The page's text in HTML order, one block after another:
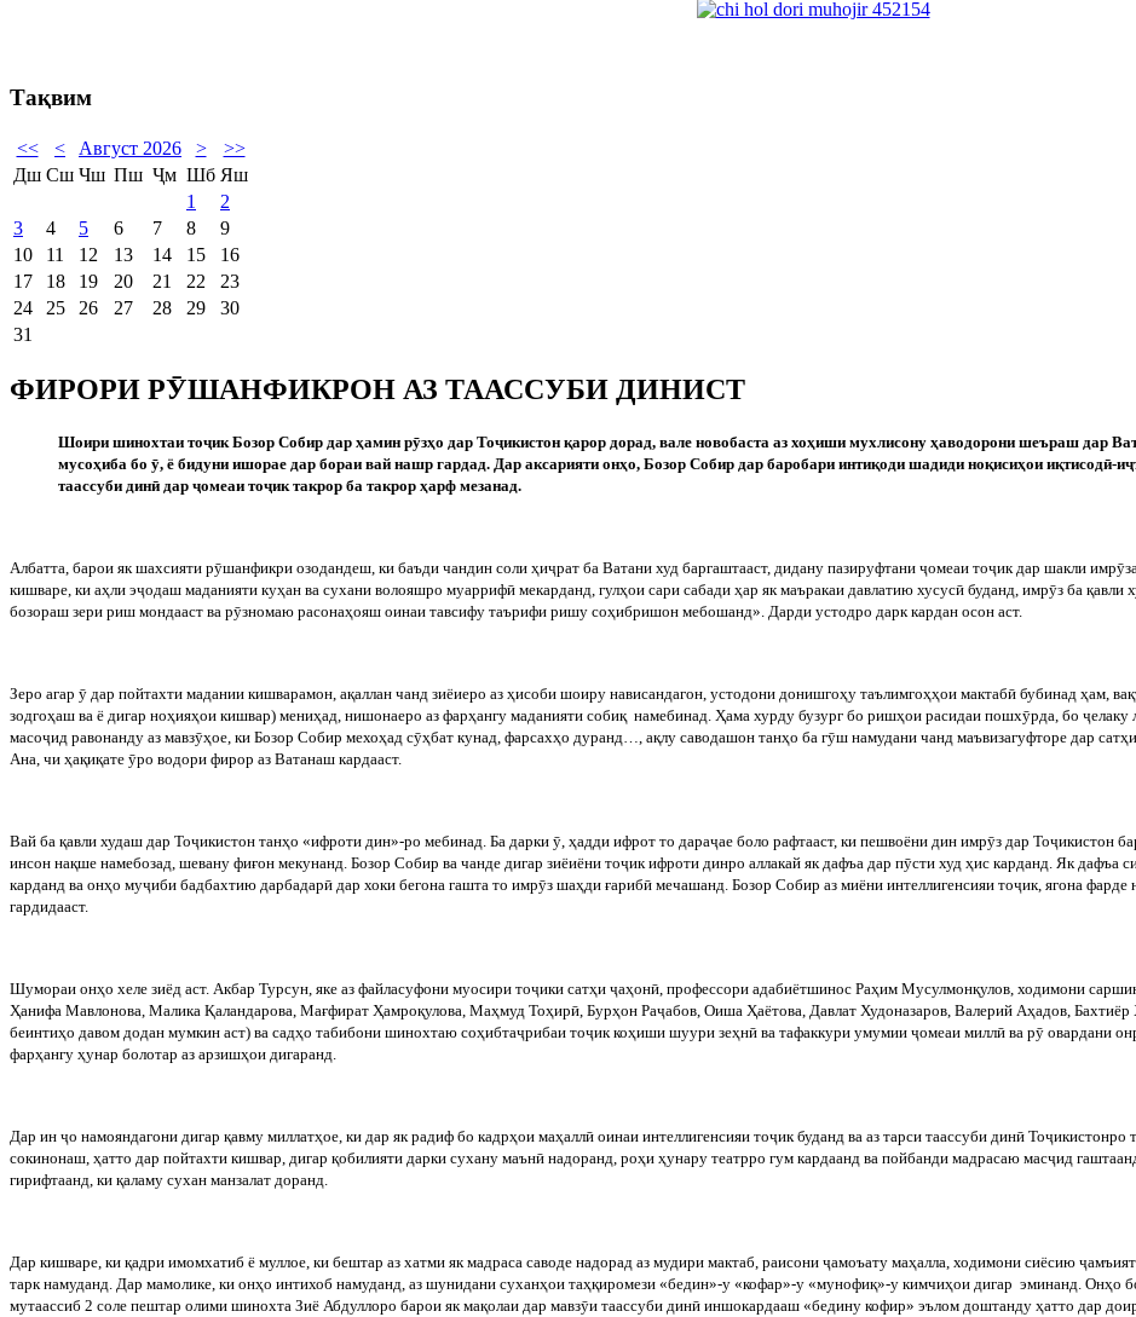
Тақвим
<< < Август 2026 >
>>
Дш Сш Чш Пш Ҷм Шб Яш
1
2
3
4 5 6 7 8
9
10
11 12 13 14 15
16
17
18 19 20 21 22
23
24
25 26 27 28 29
30
31
ФИРОРИ РӮШАНФИКРОН АЗ ТААССУБИ ДИНИСТ
Шоири шинохтаи тоҷик Бозор Собир дар ҳамин рӯзҳо дар Тоҷикистон қарор дорад, вале новобаста аз хоҳиши мухлисону ҳаводорони шеъраш дар
мусоҳиба бо ӯ, ё бидуни ишорае дар бораи вай нашр гардад. Дар аксарияти онҳо, Бозор Собир дар баробари интиқоди шадиди ноқисиҳои иқтисодӣ-иҷ
таассуби динӣ дар ҷомеаи тоҷик такрор ба такрор ҳарф мезанад.
Албатта барои як шахсияти рӯшанфикри озодандеш ки баъди чандин соли ҳиҷрат ба Ватани худ баргаштааст, дидану пазируфтани ҷомеаи тоҷик дар шакли имрӯ
кишваре, ки аҳли эҷодаш маданияти куҳан ва сухани волояшро муаррифӣ мекарданд, гулҳои сари сабади ҳар як маъракаи давлатию хусусӣ буданд, имрӯз ба қавли
бозораш зери риш мондааст ва рӯзномаю расонаҳояш оинаи тавсифу таърифи ришу соҳибришон мебошанд». Дарди устодро дарк кардан осон аст.
Зеро агар ӯ дар пойтахти мадании кишварамон ақаллан чанд зиёиеро аз ҳисоби шоиру нависандагон устодони донишгоҳу таълимгоҳҳои мактабӣ бубинад ҳам
зодгоҳаш ва ё дигар ноҳияҳои кишвар) мениҳад нишонаеро аз фарҳангу маданияти собиқ намебинад Ҳама хурду бузург бо ришҳои расидаи пошхӯрда, бо ҷелаку
масоҷид равонанду аз мавзӯҳое, ки Бозор Собир мехоҳад сӯҳбат кунад, фарсахҳо дуранд…, ақлу саводашон танҳо ба гӯш намудани чанд маъвизагуфторе дар
Ана, чи ҳақиқате ӯро водори фирор аз Ватанаш кардааст.
Вай ба қавли худаш дар Тоҷикистон танҳо «ифроти дин»-ро мебинад Ба дарки ӯ ҳадди ифрот то дараҷае боло рафтааст, ки пешвоёни дин имрӯз дар Тоҷикистон
инсон нақше намебозад шевану фиғон мекунанд Бозор Собир ва чанде дигар зиёиёни тоҷик ифроти динро аллакай як дафъа дар пӯсти худ ҳис карданд. Як дафъа
карданд ва онҳо муҷиби бадбахтию дарбадарӣ дар хоки бегона гашта то имрӯз шаҳди ғарибӣ мечашанд. Бозор Собир аз миёни интеллигенсияи тоҷик, ягона фарде
гардидааст.
Шумораи онҳо хеле зиёд аст. Акбар Турсун, яке аз файласуфони муосири тоҷики сатҳи ҷаҳонӣ , профессори адабиётшинос Раҳим Мусулмонқулов, ходимони
Ҳанифа Мавлонова, Малика Қаландарова, Мағфират Ҳамроқулова, Маҳмуд Тоҳирӣ , Бурҳон Раҷабов, Оиша Ҳаётова, Давлат Худоназаров, Валерий Аҳадов,
беинтиҳо давом додан мумкин аст) ва садҳо табибони шинохтаю соҳибтаҷрибаи тоҷик коҳиши шуури зеҳнӣ ва тафаккури умумии ҷомеаи миллӣ ва рӯ овардани
фарҳангу ҳунар болотар аз арзишҳои дигаранд.
Дар ин ҷо намояндагони дигар қавму миллатҳое ки дар як радиф бо кадрҳои маҳаллӣ оинаи интеллигенсияи тоҷик буданд ва аз тарси таассуби динӣ Тоҷикистонро
сокинонаш, ҳатто дар пойтахти кишвар, дигар қобилияти дарки сухану маънӣ надоранд, роҳи ҳунару театрро гум кардаанд ва пойбанди мадрасаю масҷид
гирифтаанд, ки қаламу сухан манзалат доранд.
Дар кишваре ки қадри имомхатиб ё муллое ки бештар аз хатми як мадраса саводе надорад аз мудири мактаб раисони ҷамоъату маҳалла ходимони сиёсию ҷамъият
тарк намуданд Дар мамолике, ки онҳо интихоб намуданд, аз шунидани суханҳои таҳқиромези «бедин»-у «кофар»-у «мунофиқ»-у кимчиҳои дигар эминанд. Онҳо
мутаассиб 2 соле пештар олими шинохта Зиё Абдуллоро барои як мақолаи дар мавзӯи таассуби динӣ иншокардааш «бедину кофир» эълом доштанду ҳатто дар